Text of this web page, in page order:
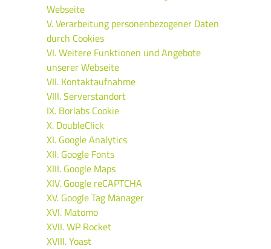
Webseite
V. Verarbeitung personenbezogener Daten
durch Cookies
VI. Weitere Funktionen und Angebote
unserer Webseite
VII. Kontaktaufnahme
VIII. Serverstandort
IX. Borlabs Cookie
X. DoubleClick
XI. Google Analytics
XII. Google Fonts
XIII. Google Maps
XIV. Google reCAPTCHA
XV. Google Tag Manager
XVI. Matomo
XVII. WP Rocket
XVIII. Yoast